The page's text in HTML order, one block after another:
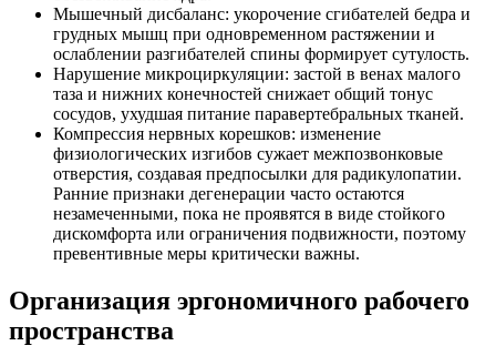
Мышечный дисбаланс: укорочение сгибателей бедра и
грудных мышц при одновременном растяжении и
ослаблении разгибателей спины формирует сутулость.
Нарушение микроциркуляции: застой в венах малого
таза и нижних конечностей снижает общий тонус
сосудов, ухудшая питание паравертебральных тканей.
Компрессия нервных корешков: изменение
физиологических изгибов сужает межпозвонковые
отверстия, создавая предпосылки для радикулопатии.
Ранние признаки дегенерации часто остаются
незамеченными, пока не проявятся в виде стойкого
дискомфорта или ограничения подвижности, поэтому
превентивные меры критически важны.
Организация эргономичного рабочего
пространства